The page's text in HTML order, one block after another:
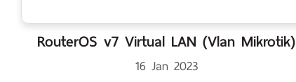
RouterOS v7 Virtual LAN (Vlan Mikrotik)
16 Jan 2023